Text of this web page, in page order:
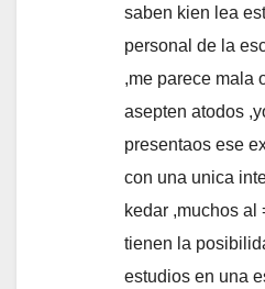
saben kien lea
personal de la
,me parece mala
asepten atodos
presentaos ese
con una unica
kedar ,muchos al
tienen la
estudios en una